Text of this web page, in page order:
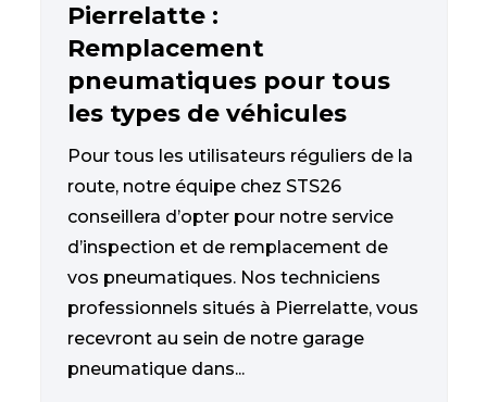
Pierrelatte :
Remplacement
pneumatiques pour tous
les types de véhicules
Pour tous les utilisateurs réguliers de la
route, notre équipe chez STS26
conseillera d’opter pour notre service
d’inspection et de remplacement de
vos pneumatiques. Nos techniciens
professionnels situés à Pierrelatte, vous
recevront au sein de notre garage
pneumatique dans...